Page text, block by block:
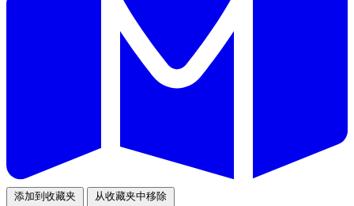
添加到收藏夹 从收藏夹中移除